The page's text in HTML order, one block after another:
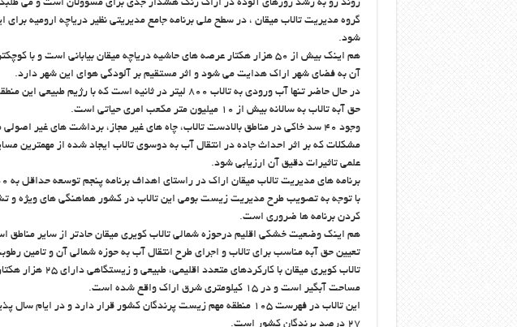
روند رو به رشد روزهاي آلوده در اراك زنگ هشدار جدي براي مسوولان است و مي
گروه مديريت تالاب ميقان ، در سطح ملي برنامه جامع مديريتي نظير درياچه اروميه
شود.
هم اينك بيش از ۵۰ هزار هكتار عرصه هاي حاشيه درياچه ميقان بياباني است و
آن به فضاي شهر اراك هدايت مي شود و اثر مستقيم بر آلودگي هواي اين شهر دارد.
در حال حاضر تنها آب ورودي به تالاب ۸۰۰ ليتر در ثانيه است كه با
حق آبه تالاب به سالانه بيش از ۱۰ ميليون متر مكعب امري حياتي است.
وجود ۴۰ سد خاكي در مناطق بالادست تالاب، چاه هاي غير مجاز، برداشت هاي غير
مشكلات كه بر اثر احداث جاده در انتقال آب به دوسوي تالاب ايجاد شده از مهمترين
علمي تاثيرات دقيق آن ارزيابي شود.
با توجه به تصويب طرح مديريت زيست بومي اين تالاب در كشور هماهنگي هاي ويژه و
كردن برنامه ها ضروري است.
هم اينك وضعيت خشكي اقليم درحوزه شمالي تالاب كويري ميقان حادتر از ساير مناطق
تعيين حق آبه مناسب براي تالاب و اجراي طرح انتقال آب به حوزه شمالي آن و تامين
تالاب كويري ميقان با
مساحت آبگير است و در ۱۵ كيلومتري شرق اراك واقع شده است.
۲۷ درصد پرندگان كشور است.